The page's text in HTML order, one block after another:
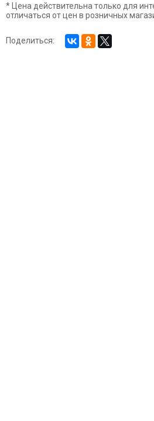
* Цена действительна только для
отличаться от цен в розничных
Поделиться: